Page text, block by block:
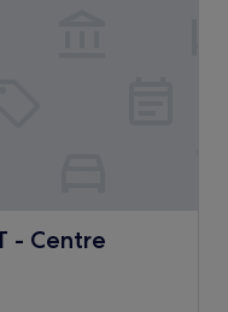
- Centre
Village